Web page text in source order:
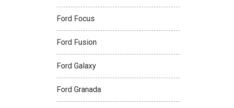
Ford Focus
Ford Fusion
Ford Galaxy
Ford Granada